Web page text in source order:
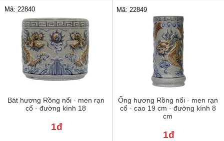
Bát hương Rồng nổi - men rạn
cổ - đường kính 18
Mã: 22840
1đ
Ống hương Rồng nổi - men rạn
cổ - cao 19 cm - đường kính 8
cm
Mã: 22849
1đ